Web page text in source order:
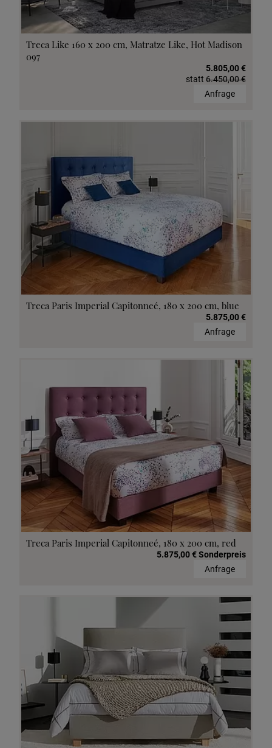
Treca Like 160 x 200 cm, Matratze Like, Hot Madison
097
5.805,00 €
statt 6.450,00 €
Anfrage
Treca Paris Imperial Capitonneé, 180 x 200 cm, blue
5.875,00 €
Anfrage
Treca Paris Imperial Capitonneé, 180 x 200 cm, red
5.875,00 € Sonderpreis
Anfrage